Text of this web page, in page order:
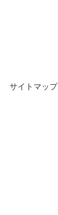
サイトマップ